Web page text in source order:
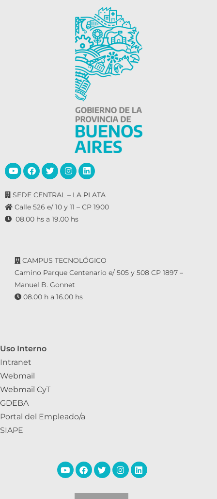
SEDE CENTRAL – LA PLATA
Calle 526 e/ 10 y 11 – CP 1900
08.00 hs a 19.00 hs
CAMPUS TECNOLÓGICO
Camino Parque Centenario e/ 505 y 508 CP 1897 –
Manuel B. Gonnet
08.00 h a 16.00 hs
Uso Interno
Intranet
Webmail
Webmail CyT
GDEBA
Portal del Empleado/a
SIAPE